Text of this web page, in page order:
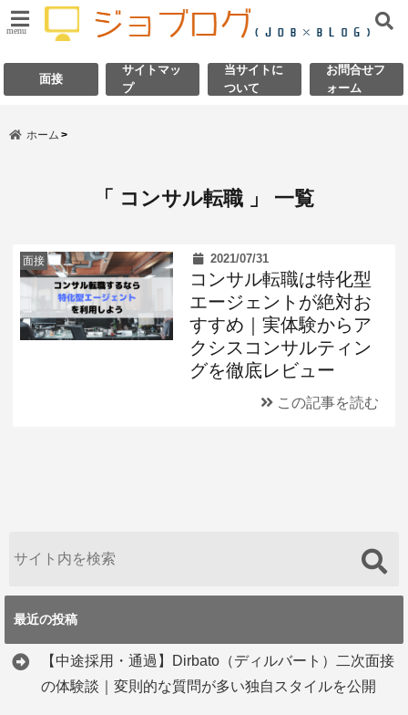
menu
面接
サイトマッ
プ
当サイトに
ついて
お問合せフ
ォーム
ホーム
「 コンサル転職 」 一覧
面接 2021/07/31
コンサル転職は特化型
エージェントが絶対お
すすめ｜実体験からア
クシスコンサルティン
グを徹底レビュー
この記事を読む
最近の投稿
【中途採用・通過】Dirbato（ディルバート）二次面接
の体験談｜変則的な質問が多い独自スタイルを公開